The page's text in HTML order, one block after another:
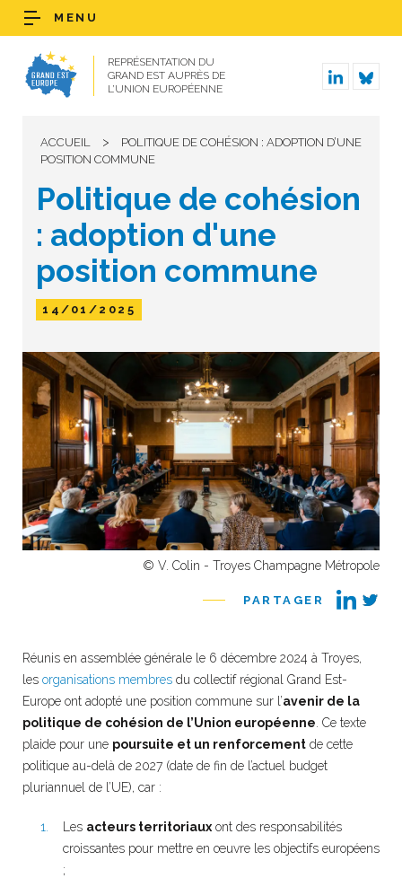
REPRÉSENTATION DU
GRAND EST AUPRÈS DE
L’UNION EUROPÉENNE
MENU
ACCUEIL >
POLITIQUE DE COHÉSION : ADOPTION D’UNE
POSITION COMMUNE
Politique de cohésion
: adoption d'une
position commune
14/01/2025
© V. Colin - Troyes Champagne Métropole
PARTAGER
Réunis en assemblée générale le 6 décembre 2024 à Troyes,
les organisations membres du collectif régional Grand Est-
Europe ont adopté une position commune sur l’avenir de la
politique de cohésion de l’Union européenne . Ce texte
plaide pour une poursuite et un renforcement de cette
politique au-delà de 2027 (date de fin de l’actuel budget
pluriannuel de l’UE), car :
Les acteurs territoriaux ont des responsabilités
croissantes pour mettre en œuvre les objectifs européens
;